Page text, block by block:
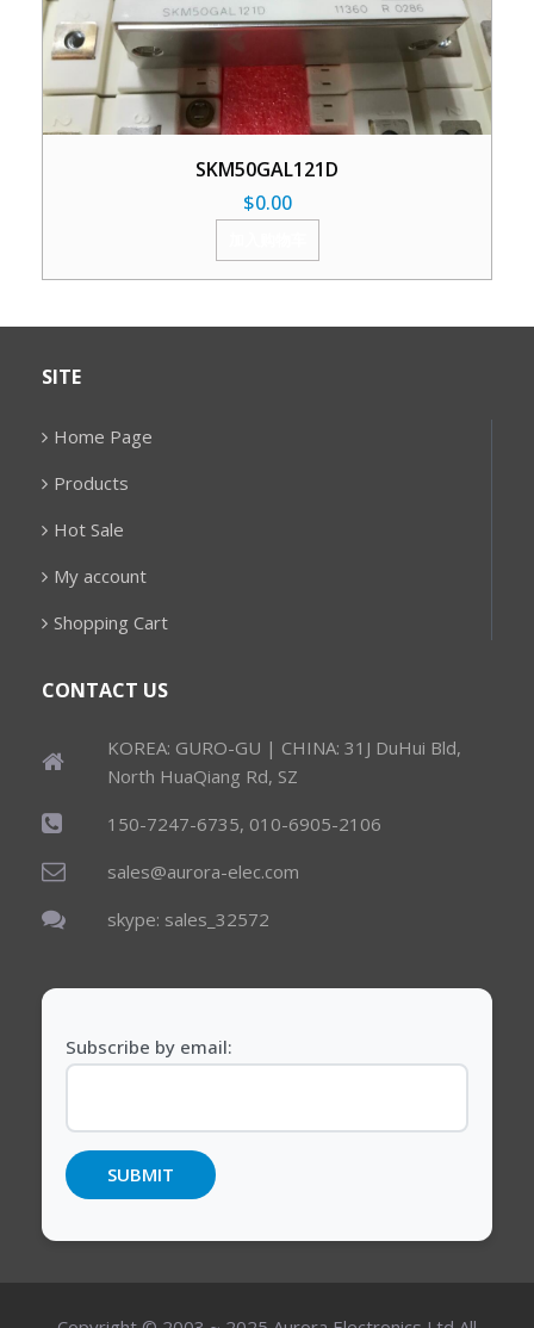
SKM50GAL121D
$0.00
SITE
Home Page
Products
Hot Sale
My account
Shopping Cart
CONTACT US
KOREA: GURO-GU | CHINA: 31J DuHui Bld,
North HuaQiang Rd, SZ
150-7247-6735, 010-6905-2106
sales@aurora-elec.com
skype: sales_32572
Subscribe by email: